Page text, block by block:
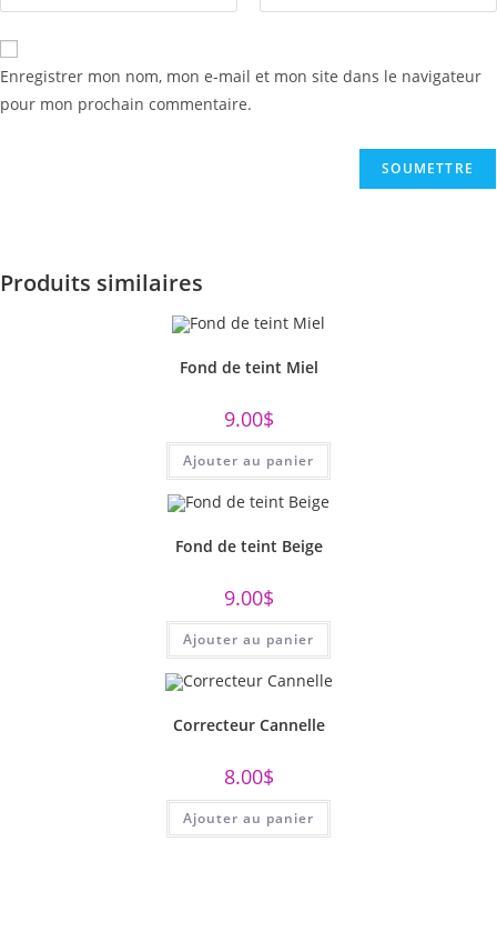
Enregistrer mon nom, mon e-mail et mon site dans le navigateur
pour mon prochain commentaire.
Produits similaires
Fond de teint Miel
9.00$
Ajouter au panier
Fond de teint Beige
9.00$
Ajouter au panier
Correcteur Cannelle
8.00$
Ajouter au panier